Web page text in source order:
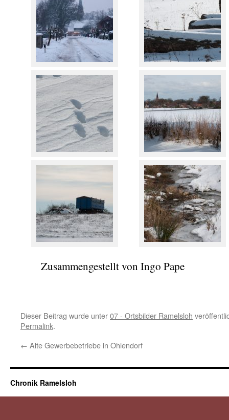
Zusammengestellt von Ingo Pape
Dieser Beitrag wurde unter07 - Ortsbilder Ramelsloh
Permalink.
← Alte Gewerbebetriebe in Ohlendorf
Chronik Ramelsloh